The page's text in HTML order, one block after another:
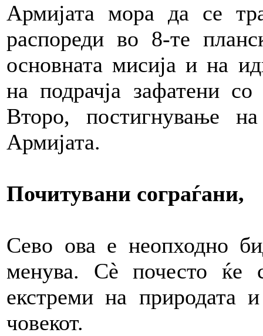
Армијата мора да се
распореди во 8-те
основната мисија и на
на подрачја зафатени
Второ, постигнување
Армијата.
Почитувани сограѓани,
Сево ова е неопходно
менува. Сè почесто ќе
екстреми на природата
човекот.